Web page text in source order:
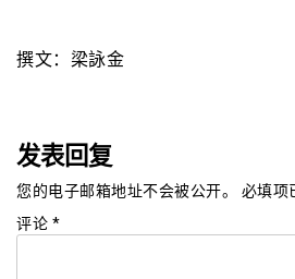
撰文： 梁詠金
发表回复
您的电子邮箱地址不会被公开。 必填项
评论 *